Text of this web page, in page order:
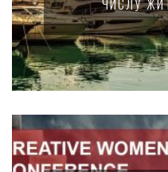
ЧИСЛУ